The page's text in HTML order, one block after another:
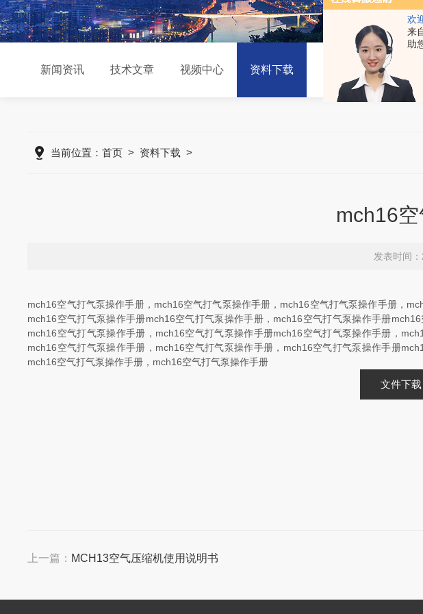
欢
来
助
新闻资讯 技术文章 视频中心 资料下载
当前位置：首页 > 资料下载 >
mch16
发表时间
mch16空气打气泵操作手册，mch16空气打气泵操作手册，mch16空气打气泵操作手册，
mch16空气打气泵操作手册mch16空气打气泵操作手册，mch16空气打气泵操作手册
mch16空气打气泵操作手册，mch16空气打气泵操作手册mch16空气打气泵操作手册，
mch16空气打气泵操作手册，mch16空气打气泵操作手册，mch16空气打气泵操作手册
mch16空气打气泵操作手册，mch16空气打气泵操作手册
文件下载
上一篇： MCH13空气压缩机使用说明书